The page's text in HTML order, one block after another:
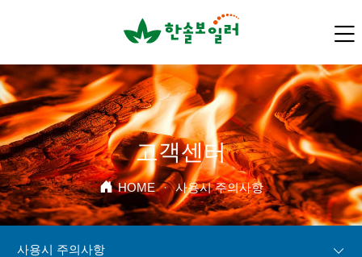
고객센터
HOME · 사용시 주의사항
사용시 주의사항